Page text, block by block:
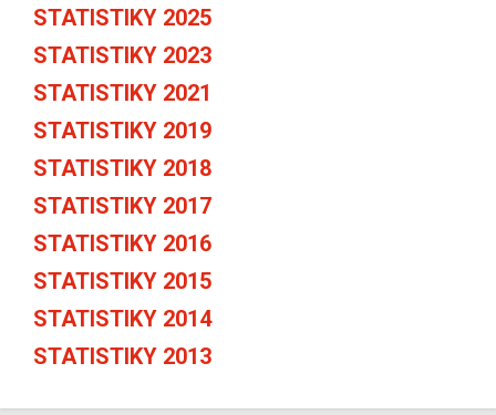
STATISTIKY 2025
STATISTIKY 2023
STATISTIKY 2021
STATISTIKY 2019
STATISTIKY 2018
STATISTIKY 2017
STATISTIKY 2016
STATISTIKY 2015
STATISTIKY 2014
STATISTIKY 2013